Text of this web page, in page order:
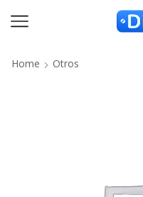
Home Otros